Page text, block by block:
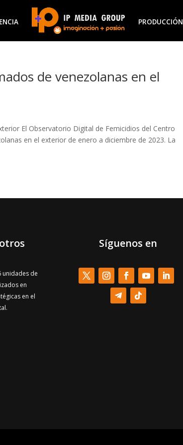
PRODUCCIÓN
de venezolanas en el
El Observatorio Digital de Femicidios del Centro
en el exterior de enero a diciembre de 2023. La
unidades de
en
en el
Síguenos en